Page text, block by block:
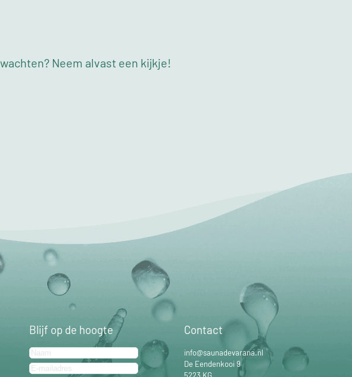
Neem alvast een kijkje!
Blijf op de hoogte Contact
info@saunadevarana.nl
De Eendenkooi 9